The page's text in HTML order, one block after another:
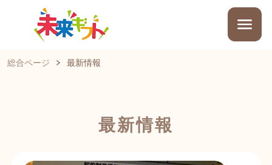
総合ページ 最新情報
最新情報